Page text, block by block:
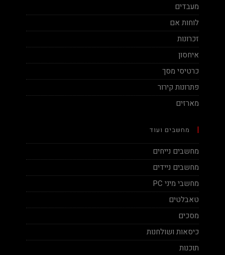
מעבדים
לוחות אם
זכרונות
איחסון
כרטיסי מסך
פתרונות קירור
מארזים
מחשבים ועוד
מחשבים נייחים
מחשבים ניידים
מחשבי מיני PC
טאבלטים
מסכים
כיסאות ושולחנות
תוכנות